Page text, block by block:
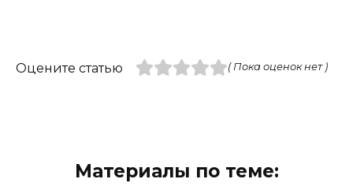
Оцените статью ( Пока оценок нет )
Материалы по теме: